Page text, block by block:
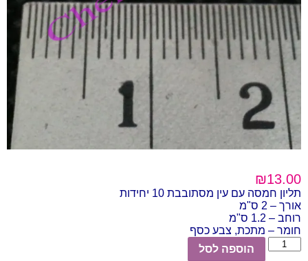
₪13.00
תליון חמסה עם עין מסתובבת 10 יחידות
אורך – 2 ס"מ
רוחב – 1.2 ס"מ
חומר – מתכת, צבע כסף
כמות
של
הוספה לסל